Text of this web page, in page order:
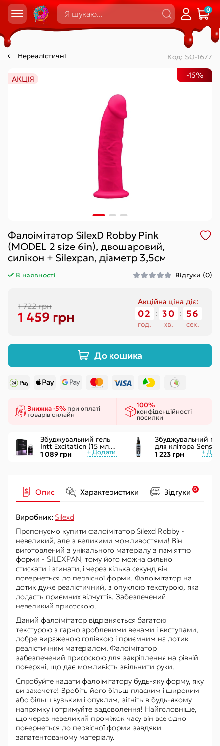
0
Нереалістичні Код: SO-1677
АКЦІЯ -15%
Фалоімітатор SilexD Robby Pink
(MODEL 2 size 6in), двошаровий,
силікон + Silexpan, діаметр 3,5см
В наявності Відгуки (0)
1 722 грн
1 459 грн
Акційна ціна діє:
02
год.
: 30
хв.
: 56
сек.
До кошика
Знижка -5% при оплаті
товарів онлайн
100%
конфіденційності
посилки
Збуджувальний гель
Intt Excitation (15 мл) з
екстрактом
женьшеню, з ефектом
1 089 грн
Збуджувальний
для клітора
ON for Her Arousal
Ice 29мл охолодж.
1 223 грн
Опис Характеристики Відгуки 0
Виробник: Silexd
Пропонуємо купити фалоімітатор Silexd Robby -
невеликий, але з великими можливостями! Він
виготовлений з унікального матеріалу з пам'яттю
форми - SILEXPAN, тому його можна сильно
стискати і згинати, і через кілька секунд він
повернеться до первісної форми. Фалоімітатор на
дотик дуже реалістичний, з опуклою текстурою, яка
додасть приємних відчуттів. Забезпечений
невеликий присоскою.
Даний фалоімітатор відрізняється багатою
текстурою з гарно зробленими венами і виступами,
добре вираженою голівкою і приємним на дотик
реалістичним матеріалом. Фалоімітатор
забезпечений присоскою для закріплення на рівній
поверхні, що дає можливість звільнити руки.
Спробуйте надати фалоімітатору будь-яку форму, яку
ви захочете! Зробіть його більш пласким і широким
або більш вузьким і опуклим, зігніть в будь-якому
напрямку і отримуйте задоволення! Найголовніше,
що через невеликий проміжок часу він все одно
повернеться до первісної форми завдяки
запатентованому матеріалу.